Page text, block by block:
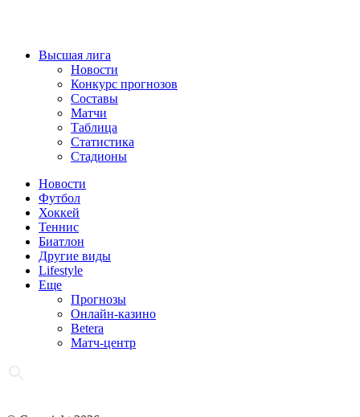
Высшая лига
Новости
Конкурс прогнозов
Составы
Матчи
Таблица
Статистика
Стадионы
Новости
Футбол
Хоккей
Теннис
Биатлон
Другие виды
Lifestyle
Еще
Прогнозы
Онлайн-казино
Betera
Матч-центр